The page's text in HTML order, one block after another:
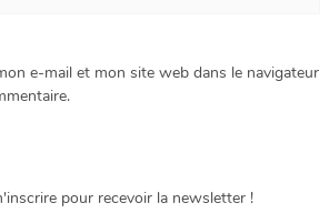
e-mail et mon site web dans le navigateur
pour recevoir la newsletter !